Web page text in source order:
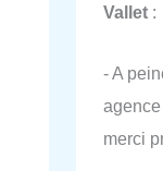
Vallet :
- A
merci